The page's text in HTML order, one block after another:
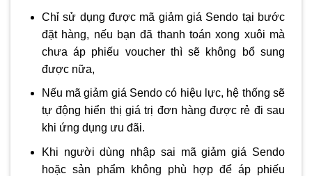
Chỉ sử dụng được mã giảm giá Sendo tại bước
đặt hàng, nếu bạn đã thanh toán xong xuôi mà
chưa áp phiếu voucher thì sẽ không bổ sung
được nữa,
Nếu mã giảm giá Sendo có hiệu lực, hệ thống sẽ
tự động hiển thị giá trị đơn hàng được rẻ đi sau
khi ứng dụng ưu đãi.
Khi người dùng nhập sai mã giảm giá Sendo
hoặc sản phẩm không phù hợp để áp phiếu